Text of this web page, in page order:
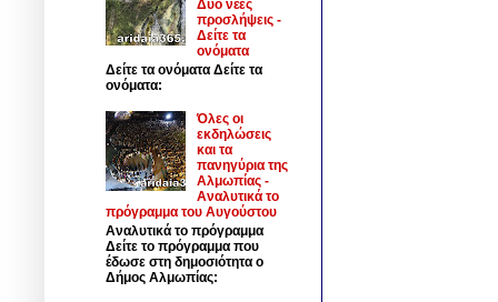
Δύο νέες
προσλήψεις -
Δείτε τα
ονόματα
Δείτε τα ονόματα Δείτε τα
ονόματα:
Όλες οι
εκδηλώσεις
και τα
πανηγύρια της
Αλμωπίας -
Αναλυτικά το
πρόγραμμα του Αυγούστου
Αναλυτικά το πρόγραμμα
Δείτε το πρόγραμμα που
έδωσε στη δημοσιότητα ο
Δήμος Αλμωπίας: